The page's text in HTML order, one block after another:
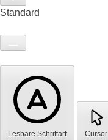
Standard
Lesbare Schriftart Cursor